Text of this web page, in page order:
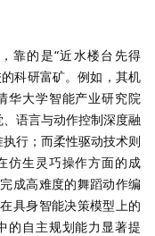
靠的是“近水楼台先得
科研富矿。例如，其机
华大学智能产业研究院
语言与动作控制深度融
行；而柔性驱动技术则
仿生灵巧操作方面的成
成高难度的舞蹈动作编
具身智能决策模型上的
的自主规划能力显著提